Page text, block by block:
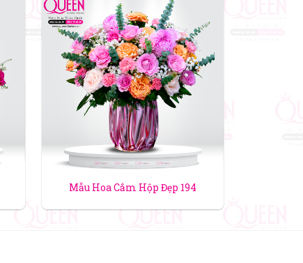
Mẫu Hoa Cắm Hộp Đẹp 194